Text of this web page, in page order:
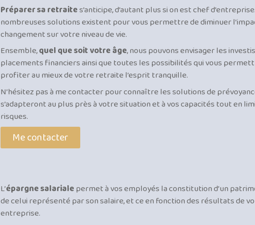
Préparer sa retraites’anticipe, d’autant plus si on est chef
nombreuses solutions existent pour vous permettre de diminuer
changement sur votre niveau de vie.
Ensemble,quel que soit votre âge, nous pouvons envisager les
placements financiers ainsi que toutes les possibilités qui vous
profiter au mieux de votre retraite l’esprit tranquille.
N’hésitez pas à me contacter pour connaître les solutions de
s’adapteront au plus près à votre situation et à vos capacités tout en
risques.
Me contacter
L’épargne salarialepermet à vos employés la constitution d’un
de celui représenté par son salaire, et ce en fonction des résultats de
entreprise.